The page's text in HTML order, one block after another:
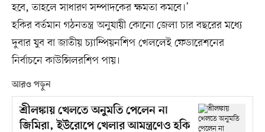
হবে, তাহলে সাধারণ সম্পাদকের ক্ষমতা কমবে।’
হকির বর্তমান গঠনতন্ত্র অনুযায়ী কোনো জেলা চার বছরের মধ্যে
দুবার যুব বা জাতীয় চ্যাম্পিয়নশিপ খেললেই ফেডারেশনের
নির্বাচনে কাউন্সিলরশিপ পায়।
আরও পড়ুন
শ্রীলঙ্কায় খেলতে অনুমতি পেলেন না
জিমিরা, ইউরোপে খেলার আমন্ত্রণেও হকি